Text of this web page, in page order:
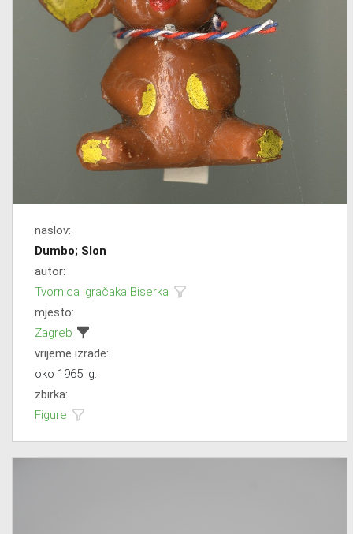
naslov:
Dumbo; Slon
autor:
Tvornica igračaka Biserka
mjesto:
Zagreb
vrijeme izrade:
oko 1965. g.
zbirka:
Figure